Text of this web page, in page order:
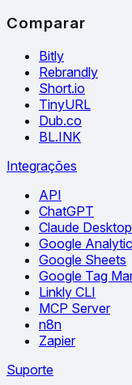
Comparar
Bitly
Rebrandly
Short.io
TinyURL
Dub.co
BL.INK
Integrações
API
ChatGPT
Claude Desktop
Google
Google Sheets
Google Tag
Linkly CLI
MCP Server
n8n
Zapier
Suporte